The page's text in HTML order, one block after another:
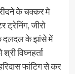
के चक्कर मे
ट्रेनिंग, जीरो
दलदल के झांसे में
विघ्नहर्ता
फांटिग से कर